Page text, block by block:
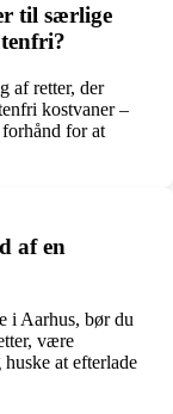
til særlige
af retter, der
kostvaner –
forhånd for at
af en
i Aarhus, bør du
være
at efterlade